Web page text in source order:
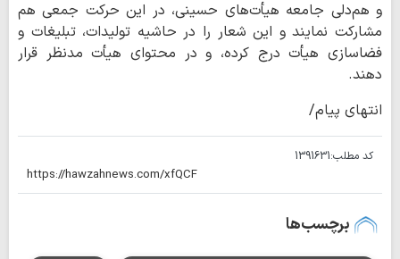
و هم‌دلی جامعه هیأت‌های حسینی، در این حرکت جمعی هم
مشارکت نمایند و این شعار را در حاشیه تولیدات، تبلیغات و
فضاسازی هیأت درج کرده، و در محتوای هیأت مدنظر قرار
دهند.
انتهای پیام/
کد مطلب:1391631
برچسب‌ها